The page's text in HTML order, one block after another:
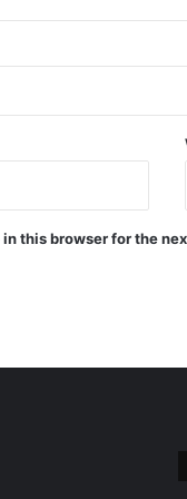
this browser for the